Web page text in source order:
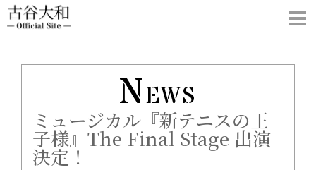
NEWS
ミュージカル『新テニスの王
子様』The Final Stage 出演
決定！